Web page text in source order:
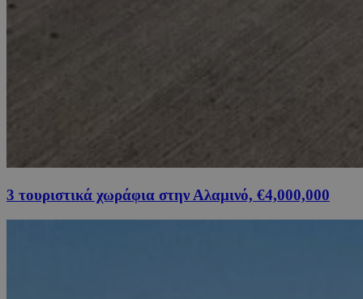
3 τουριστικά χωράφια στην Αλαμινό, €4,000,000